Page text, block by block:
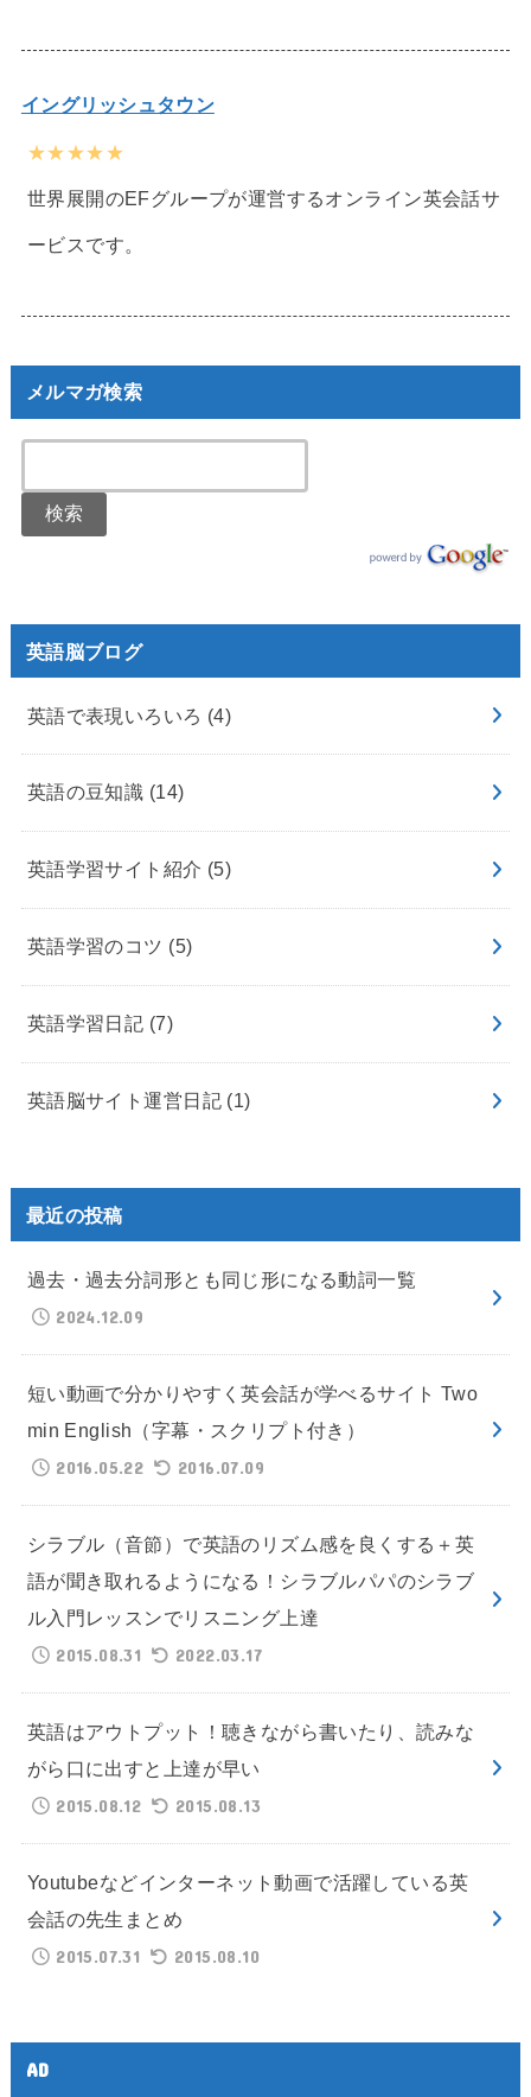
イングリッシュタウン
★★★★★
世界展開のEFグループが運営するオンライン英会話サ
ービスです。
メルマガ検索
英語脳ブログ
英語で表現いろいろ (4)
英語の豆知識 (14)
英語学習サイト紹介 (5)
英語学習のコツ (5)
英語学習日記 (7)
英語脳サイト運営日記 (1)
最近の投稿
過去・過去分詞形とも同じ形になる動詞一覧
2024.12.09
短い動画で分かりやすく英会話が学べるサイト Two
min English（字幕・スクリプト付き）
2016.05.22
2016.07.09
シラブル（音節）で英語のリズム感を良くする＋英
語が聞き取れるようになる！シラブルパパのシラブ
ル入門レッスンでリスニング上達
2015.08.31
2022.03.17
英語はアウトプット！聴きながら書いたり、読みな
がら口に出すと上達が早い
2015.08.12
2015.08.13
Youtubeなどインターネット動画で活躍している英
会話の先生まとめ
2015.07.31
2015.08.10
AD